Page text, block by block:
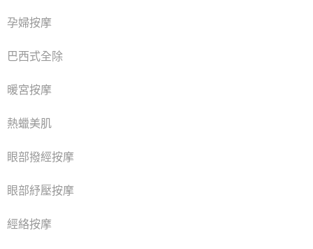
孕婦按摩
巴西式全除
暖宮按摩
熱蠟美肌
眼部撥經按摩
眼部紓壓按摩
經絡按摩